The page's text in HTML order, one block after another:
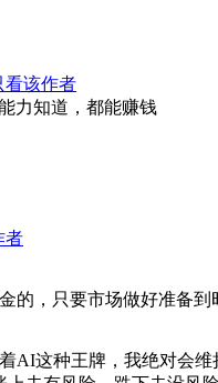
看该作者
力知道，都能赚钱
者
的，只要市场做好准备到
AI这种王牌，我绝对会